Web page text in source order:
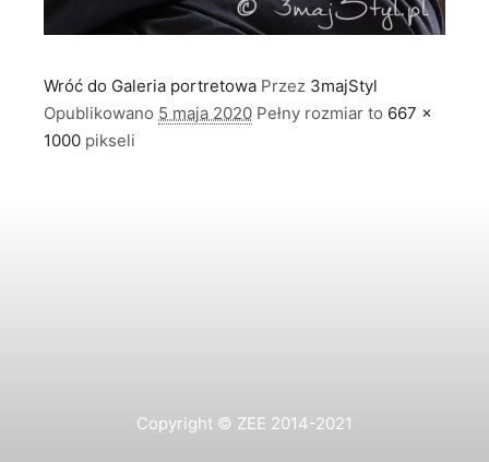
Wróć do Galeria portretowa Przez 3majStyl
Opublikowano 5 maja 2020 Pełny rozmiar to 667 ×
1000 pikseli
Copyright © ZEE 2014-2021